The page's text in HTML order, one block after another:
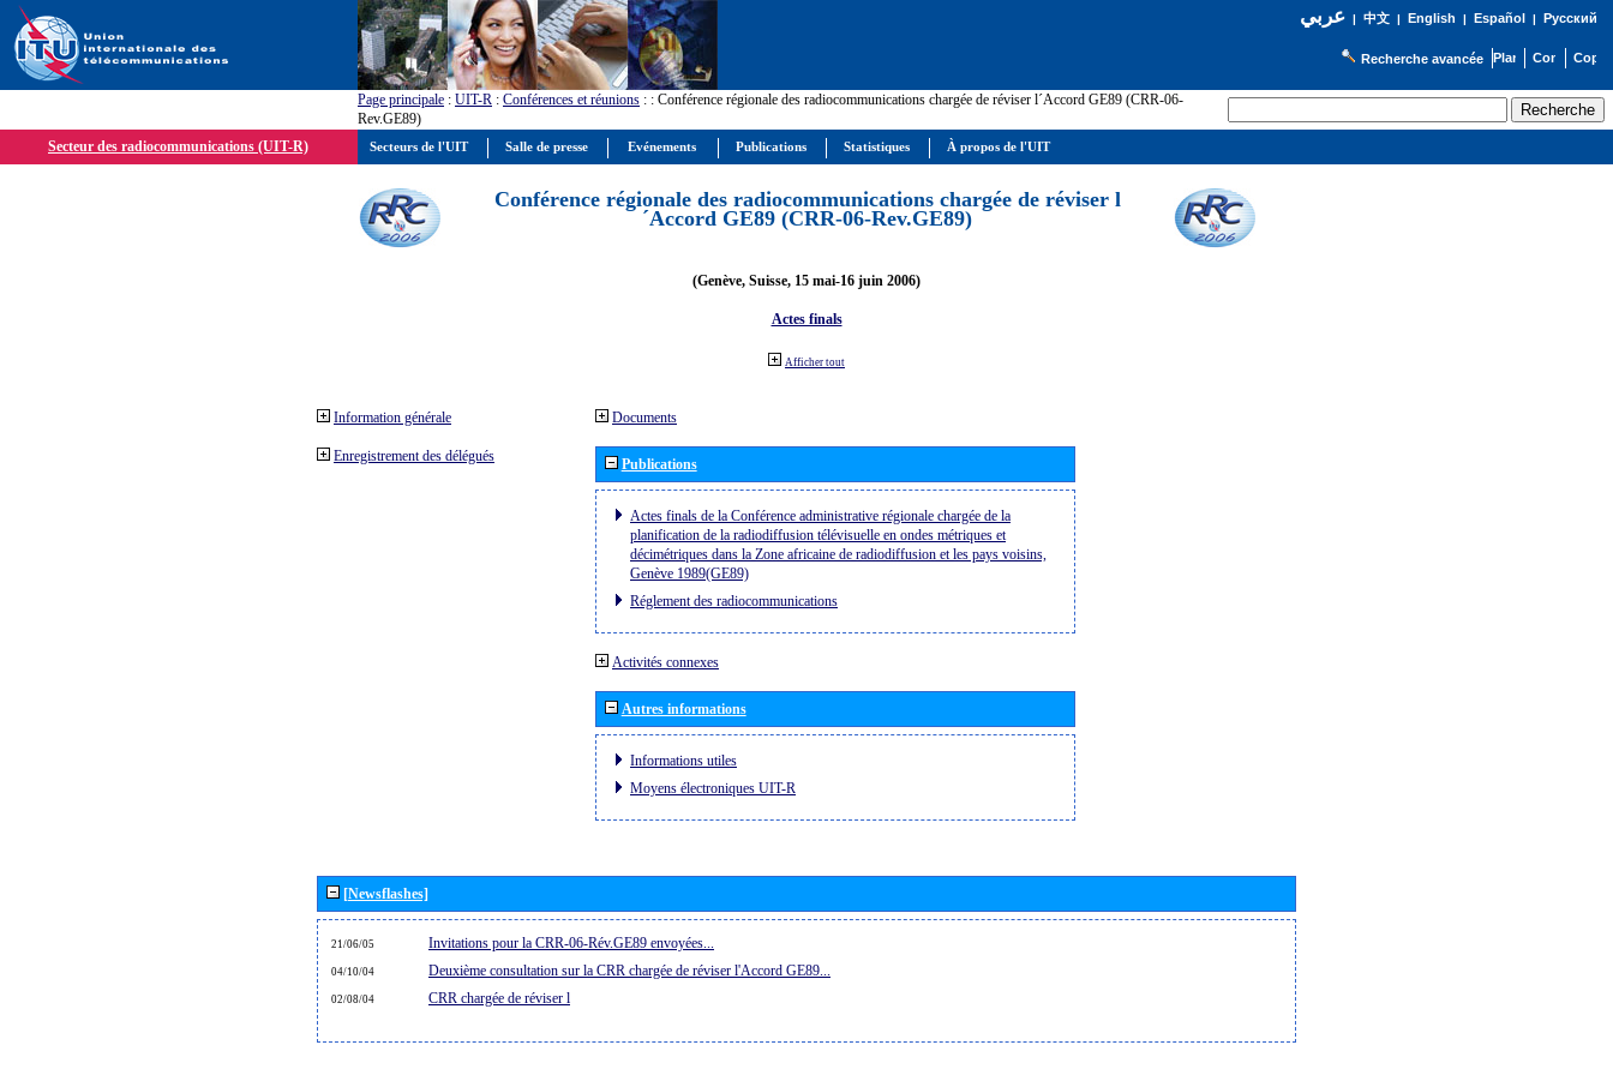
عربي| 中文| English | Español | Русский
Recherche avancée
Page principale : UIT-R : Conférences et réunions : : Conférence régionale des radiocommunications chargée de réviser l´Accord GE89 (CRR-06-
Rev.GE89)
Secteur des radiocommunications (UIT-R)
Conférence régionale des radiocommunications chargée de réviser l
´Accord GE89 (CRR-06-Rev.GE89)
(Genève, Suisse, 15 mai-16 juin 2006)
Actes finals
Afficher tout
Information générale
Enregistrement des délégués
Documents
Publications
Actes finals de la Conférence administrative régionale chargée de la
planification de la radiodiffusion télévisuelle en ondes métriques et
décimétriques dans la Zone africaine de radiodiffusion et les pays voisins,
Genève 1989(GE89)
Réglement des radiocommunications
Activités connexes
Autres informations
Informations utiles
Moyens électroniques UIT-R
[Newsflashes]
21/06/05 Invitations pour la CRR-06-Rév.GE89 envoyées...
04/10/04 Deuxième consultation sur la CRR chargée de réviser l'Accord GE89...
02/08/04 CRR chargée de réviser l
Secteurs de l'UIT Salle de presse Evénements Publications Statistiques À propos de l'UIT